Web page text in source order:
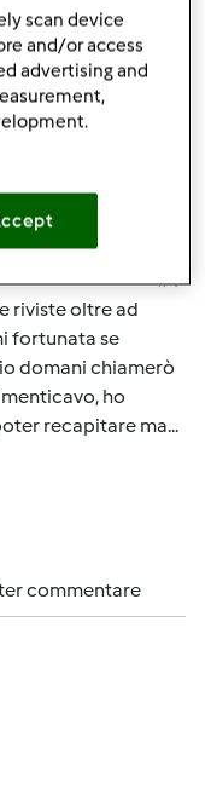
commentare
#4
riviste oltre ad
fortunata se
domani chiamerò
ho
recapitare ma...
commentare
scan device
and/or access
advertising and